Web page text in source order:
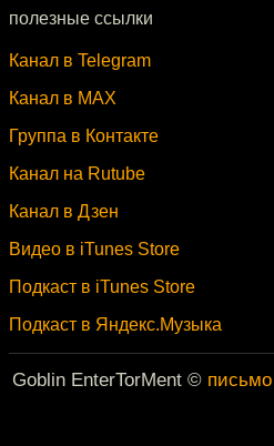
полезные ссылки
Канал в Telegram
Канал в MAX
Группа в Контакте
Канал на Rutube
Канал в Дзен
Видео в iTunes Store
Подкаст в iTunes Store
Подкаст в Яндекс.Музыка
Goblin EnterTorMent © письмо